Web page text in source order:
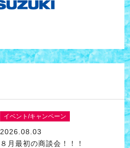
イベント/キャンペーン
2026.08.03
８月最初の商談会！！！